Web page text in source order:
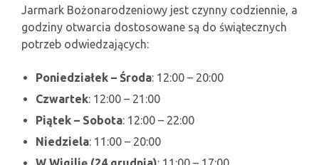
Jarmark Bożonarodzeniowy jest czynny codziennie, a
godziny otwarcia dostosowane są do świątecznych
potrzeb odwiedzających:
Poniedziałek – Środa: 12:00 – 20:00
Czwartek: 12:00 – 21:00
Piątek – Sobota: 12:00 – 22:00
Niedziela: 11:00 – 20:00